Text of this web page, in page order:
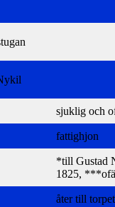
sjuklig och
fattighjon
*till Gustad
1825,
åter till